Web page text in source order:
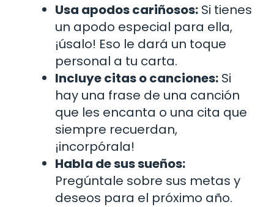
Usa apodos cariñosos: Si tienes
un apodo especial para ella,
¡úsalo! Eso le dará un toque
personal a tu carta.
Incluye citas o canciones: Si
hay una frase de una canción
que les encanta o una cita que
siempre recuerdan,
¡incorpórala!
Habla de sus sueños:
Pregúntale sobre sus metas y
deseos para el próximo año.